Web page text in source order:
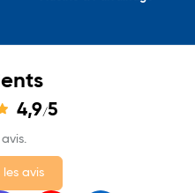
4,9/5
les avis